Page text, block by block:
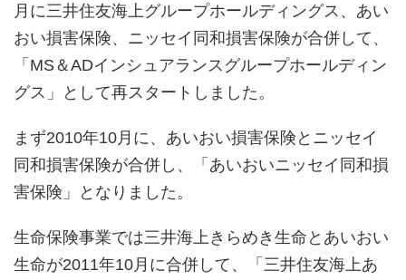
月に三井住友海上グループホールディングス、あい
おい損害保険、ニッセイ同和損害保険が合併して、
「MS＆ADインシュアランスグループホールディン
グス」として再スタートしました。
まず2010年10月に、あいおい損害保険とニッセイ
同和損害保険が合併し、「あいおいニッセイ同和損
害保険」となりました。
生命保険事業では三井海上きらめき生命とあいおい
生命が2011年10月に合併して、「三井住友海上あ